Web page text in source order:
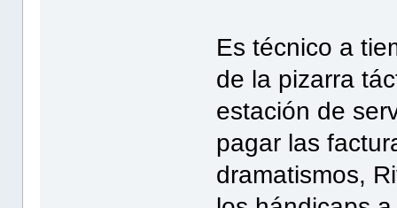
Es técnico a
de la pizarra
estación de
pagar las
dramatismos,